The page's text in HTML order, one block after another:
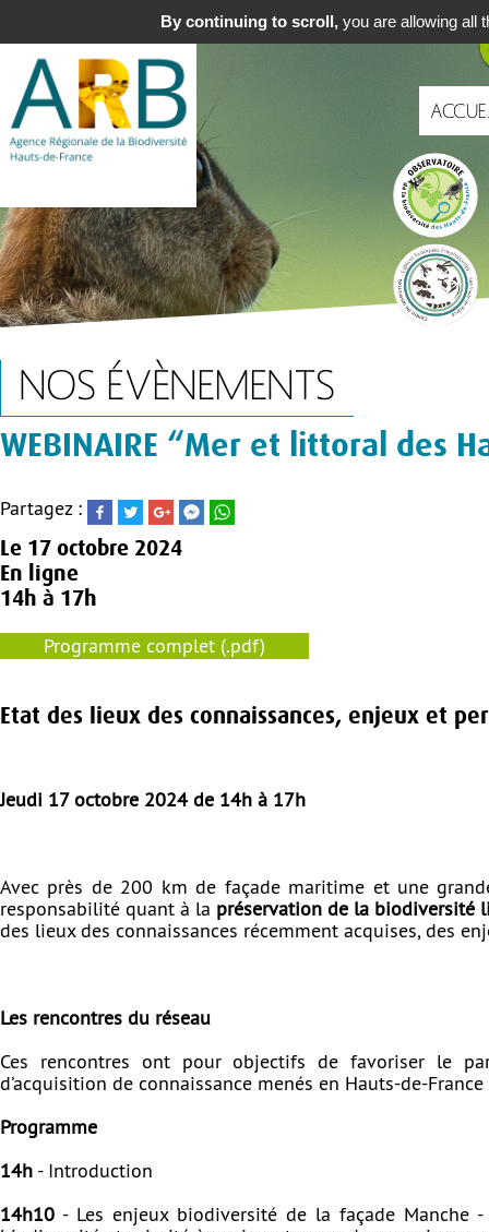
contenu
principal
Portails
NOS ÉVÈNEMENTS
WEBINAIRE “Mer et littoral des
Partagez :
Le 17 octobre 2024
En ligne
14h à 17h
Programme complet (.pdf)
Etat des lieux des connaissances, enjeux et
Jeudi 17 octobre 2024 de 14h à 17h
Avec près de 200 km de façade maritime et une
responsabilité quant à la préservation de la biodiversité
des lieux des connaissances récemment acquises, des
Les rencontres du réseau
Ces rencontres ont pour objectifs de favoriser le
d’acquisition de connaissance menés en Hauts-de-
Programme
14h - Introduction
14h10 - Les enjeux biodiversité de la façade
By continuing to scroll, you are allowing all